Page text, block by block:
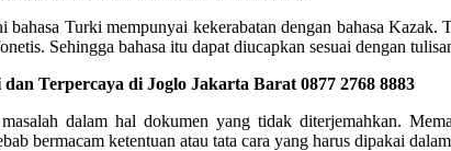
Turki mempunyai kekerabatan dengan bahasa
Sehingga bahasa itu dapat diucapkan sesuai dengan
Terpercaya di Joglo Jakarta Barat 0877 2768 8883
dalam hal dokumen yang tidak diterjemahkan.
bermacam ketentuan atau tata cara yang harus dipakai